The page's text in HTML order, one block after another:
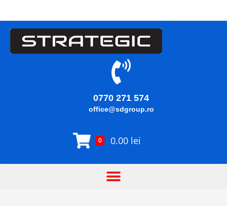
0770 271 574
office@sdgroup.ro
0 0.00 lei